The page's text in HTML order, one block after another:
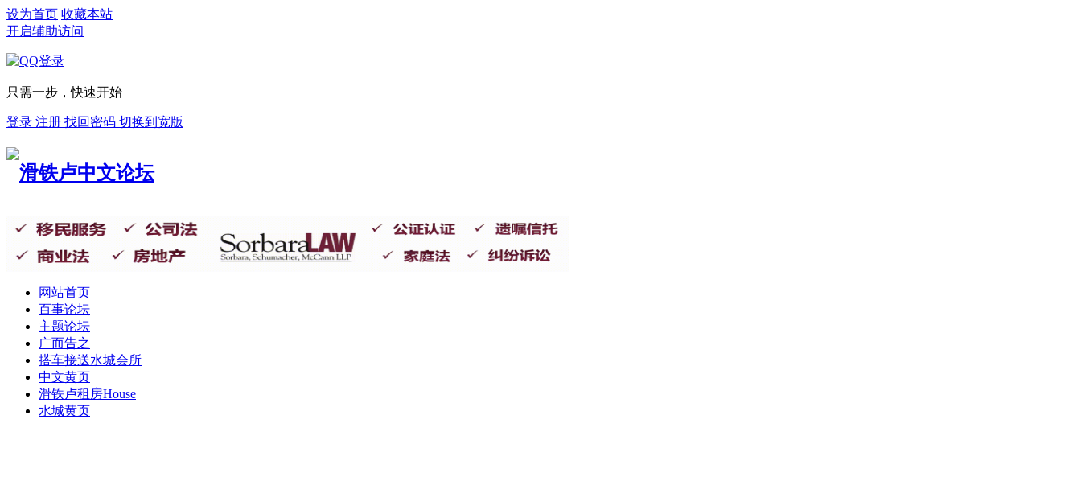
设为首页 收藏本站
开启辅助访问
只需一步，快速开始
登录 注册 找回密码 切换到宽版
网站首页
百事论坛
主题论坛
广而告之
搭车接送水城会所
中文黄页
滑铁卢租房House
水城黄页